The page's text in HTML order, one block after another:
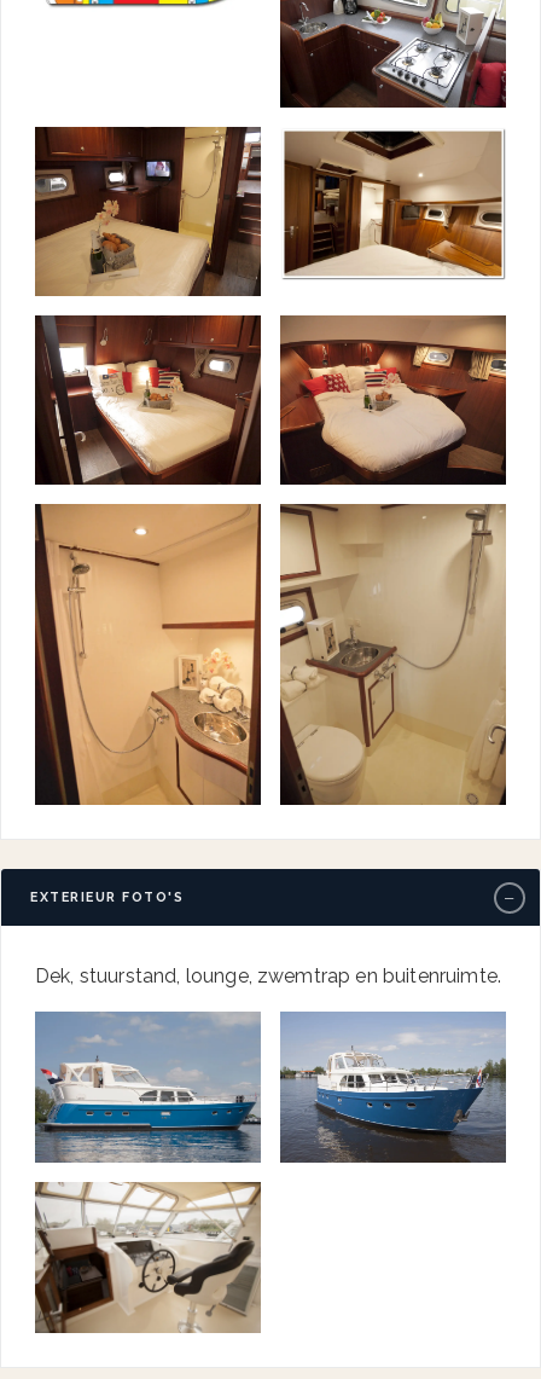
EXTERIEUR FOTO'S −
Dek, stuurstand, lounge, zwemtrap en buitenruimte.